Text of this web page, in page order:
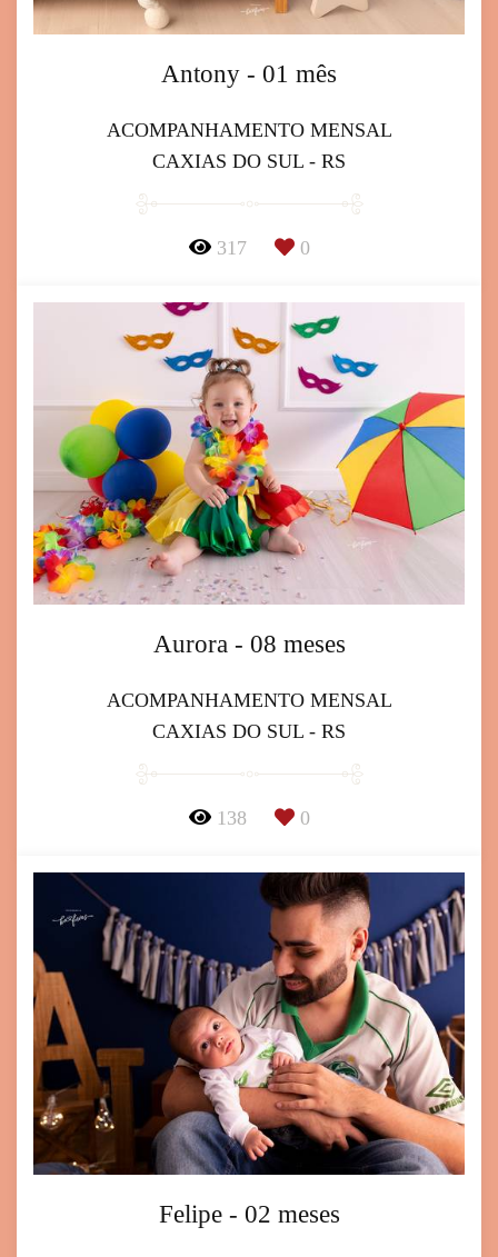
Antony - 01 mês
ACOMPANHAMENTO MENSAL
CAXIAS DO SUL - RS
317 0
Aurora - 08 meses
ACOMPANHAMENTO MENSAL
CAXIAS DO SUL - RS
138 0
Felipe - 02 meses